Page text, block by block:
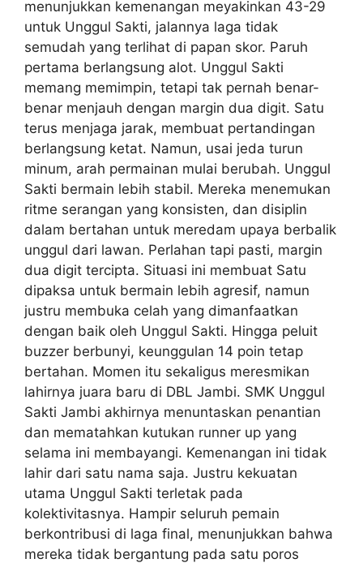
menunjukkan kemenangan meyakinkan 43-29
untuk Unggul Sakti, jalannya laga tidak
semudah yang terlihat di papan skor. Paruh
pertama berlangsung alot. Unggul Sakti
memang memimpin, tetapi tak pernah benar-
benar menjauh dengan margin dua digit. Satu
terus menjaga jarak, membuat pertandingan
berlangsung ketat. Namun, usai jeda turun
minum, arah permainan mulai berubah. Unggul
Sakti bermain lebih stabil. Mereka menemukan
ritme serangan yang konsisten, dan disiplin
dalam bertahan untuk meredam upaya berbalik
unggul dari lawan. Perlahan tapi pasti, margin
dua digit tercipta. Situasi ini membuat Satu
dipaksa untuk bermain lebih agresif, namun
justru membuka celah yang dimanfaatkan
dengan baik oleh Unggul Sakti. Hingga peluit
buzzer berbunyi, keunggulan 14 poin tetap
bertahan. Momen itu sekaligus meresmikan
lahirnya juara baru di DBL Jambi. SMK Unggul
Sakti Jambi akhirnya menuntaskan penantian
dan mematahkan kutukan runner up yang
selama ini membayangi. Kemenangan ini tidak
lahir dari satu nama saja. Justru kekuatan
utama Unggul Sakti terletak pada
kolektivitasnya. Hampir seluruh pemain
berkontribusi di laga final, menunjukkan bahwa
mereka tidak bergantung pada satu poros